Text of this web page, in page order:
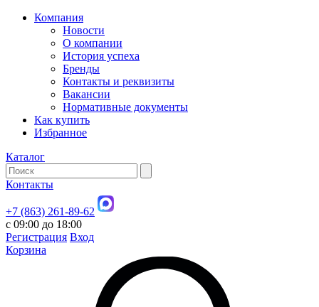
Компания
Новости
О компании
История успеха
Бренды
Контакты и реквизиты
Вакансии
Нормативные документы
Как купить
Избранное
Каталог
Контакты
+7 (863) 261-89-62
с 09:00 до 18:00
Регистрация Вход
Корзина